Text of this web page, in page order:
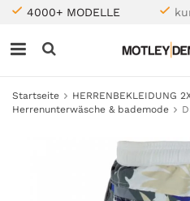
4000+ MODELLE
Startseite
HERRENBEKLEIDUNG
Herrenunterwäsche & bademode